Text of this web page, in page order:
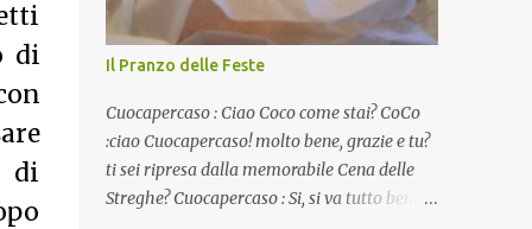
di
di
Il Pranzo delle Feste
Cuocapercaso : Ciao Coco come stai? CoCo
:ciao Cuocapercaso! molto bene, grazie e tu?
ti sei ripresa dalla memorabile Cena delle
Streghe? Cuocapercaso : Si, si va tutto bene…